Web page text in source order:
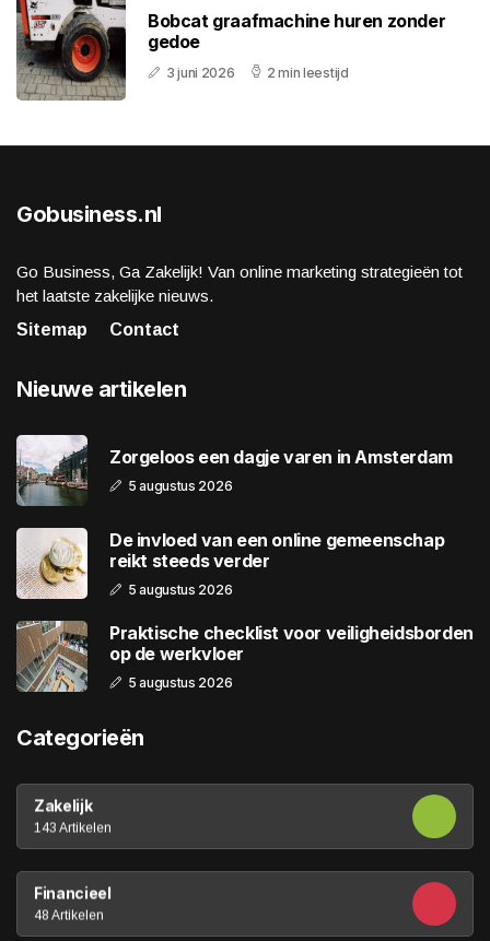
Bobcat graafmachine huren zonder
gedoe
3 juni 2026 2 min leestijd
Gobusiness.nl
Go Business, Ga Zakelijk! Van online marketing strategieën tot
het laatste zakelijke nieuws.
Sitemap
Contact
Nieuwe artikelen
Zorgeloos een dagje varen in Amsterdam
5 augustus 2026
De invloed van een online gemeenschap
reikt steeds verder
5 augustus 2026
Praktische checklist voor veiligheidsborden
op de werkvloer
5 augustus 2026
Categorieën
Zakelijk
143 Artikelen
Financieel
48 Artikelen